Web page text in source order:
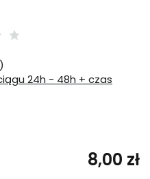
24h - 48h + czas
8,00 zł